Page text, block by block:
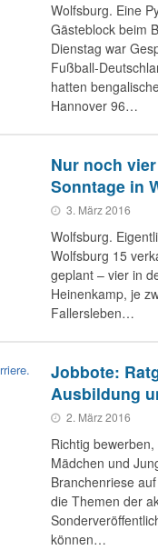
Wolfsburg. Eine
Gästeblock beim
Dienstag war
Fußball-
hatten
Hannover 96…
Nur noch
Sonntage in
3. März 2016
Wolfsburg.
Wolfsburg 15
geplant – vier in
Heinenkamp, je
Fallersleben…
Jobbote:
Ausbildung
2. März 2016
Richtig
Mädchen und
Branchenriese
die Themen der
können…